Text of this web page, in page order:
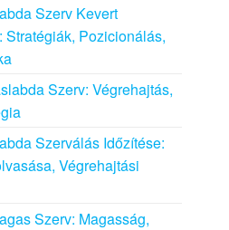
Szerv Kevert
Stratégiák, Pozicionálás,
Szerv: Végrehajtás,
Szerválás Időzítése:
Végrehajtási
Szerv: Magasság,